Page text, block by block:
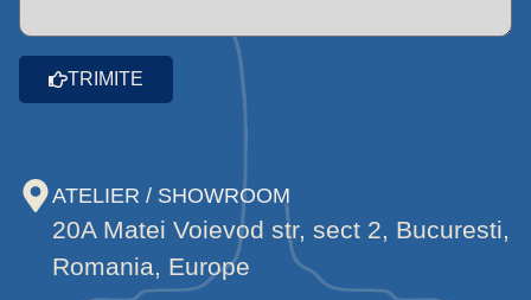
TRIMITE
ATELIER / SHOWROOM
20A Matei Voievod str, sect 2, Bucuresti,
Romania, Europe